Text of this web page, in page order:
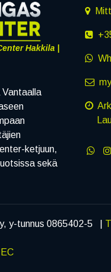
Hakkila |
Vantaalla
ketjuun,
sekä
y-tunnus 0865402-5 |